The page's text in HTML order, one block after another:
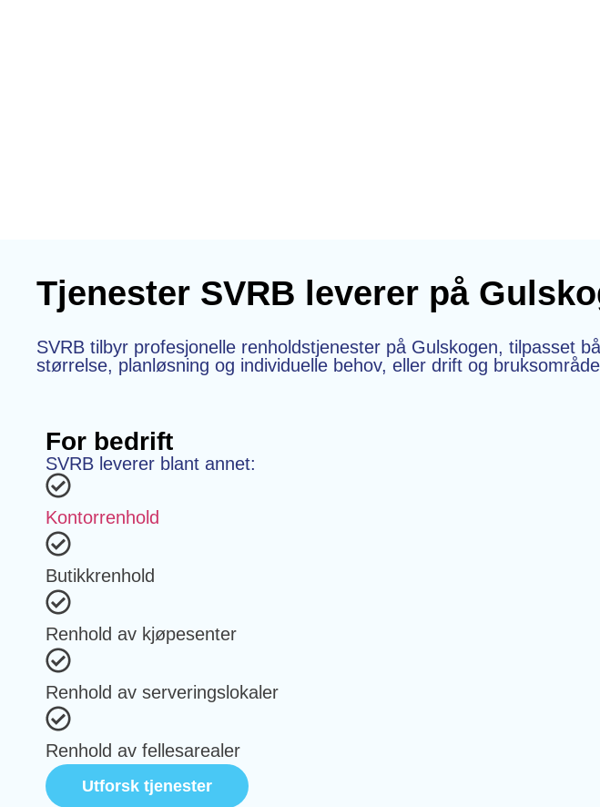
Tjenester SVRB leverer på
SVRB tilbyr profesjonelle renholdstjenester på Gulskogen, tilpasset
størrelse, planløsning og individuelle behov, eller drift og
For bedrift
SVRB leverer blant annet:
Kontorrenhold
Butikkrenhold
Renhold av kjøpesenter
Renhold av serveringslokaler
Renhold av fellesarealer
Utforsk tjenester